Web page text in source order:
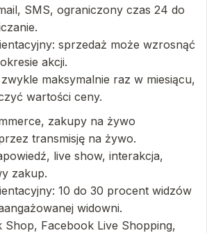
SMS, ograniczony czas 24 do
sprzedaż może wzrosnąć
akcji.
maksymalnie raz w miesiącu,
wartości ceny.
zakupy na żywo
transmisję na żywo.
live show, interakcja,
zakup.
10 do 30 procent widzów
widowni.
Shop, Facebook Live Shopping,